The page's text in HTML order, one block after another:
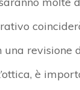
una revisione
è